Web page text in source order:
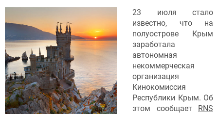
23 июля стало
известно, что на
полуострове Крым
заработала
автономная
некоммерческая
организация
Кинокомиссия
Республики Крым. Об
этом сообщает
RNS